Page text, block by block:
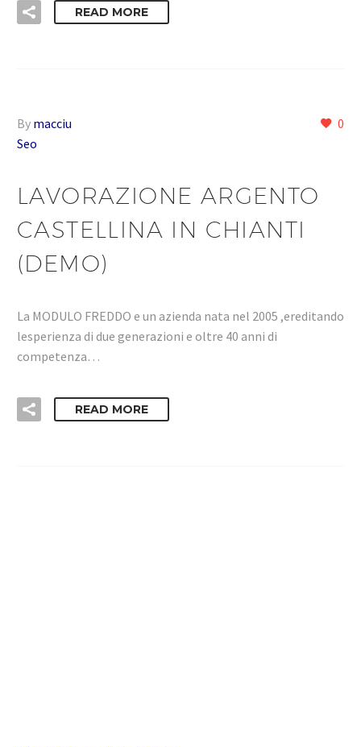
READ MORE
0
By macciu
Seo
LAVORAZIONE ARGENTO
CASTELLINA IN CHIANTI
(DEMO)
La MODULO FREDDO e un azienda nata nel 2005 ,ereditando
lesperienza di due generazioni e oltre 40 anni di
competenza…
READ MORE